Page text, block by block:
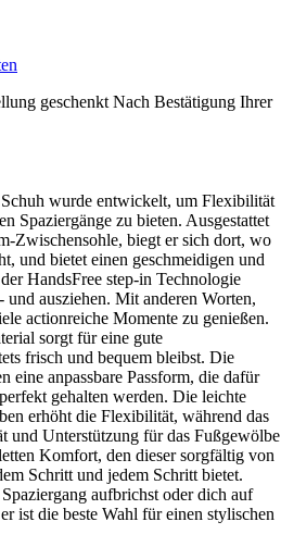
geschenkt Nach Bestätigung Ihrer
wurde entwickelt, um Flexibilität
Spaziergänge zu bieten. Ausgestattet
Zwischensohle, biegt er sich dort, wo
und bietet einen geschmeidigen und
HandsFree step-in Technologie
ausziehen. Mit anderen Worten,
actionreiche Momente zu genießen.
sorgt für eine gute
frisch und bequem bleibst. Die
eine anpassbare Passform, die dafür
gehalten werden. Die leichte
erhöht die Flexibilität, während das
und Unterstützung für das Fußgewölbe
Komfort, den dieser sorgfältig von
Schritt und jedem Schritt bietet.
aufbrichst oder dich auf
ist die beste Wahl für einen stylischen